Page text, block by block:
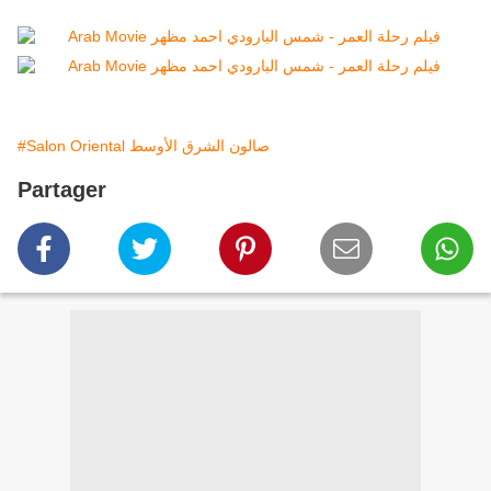
#Salon Oriental صالون الشرق الأوسط
Partager